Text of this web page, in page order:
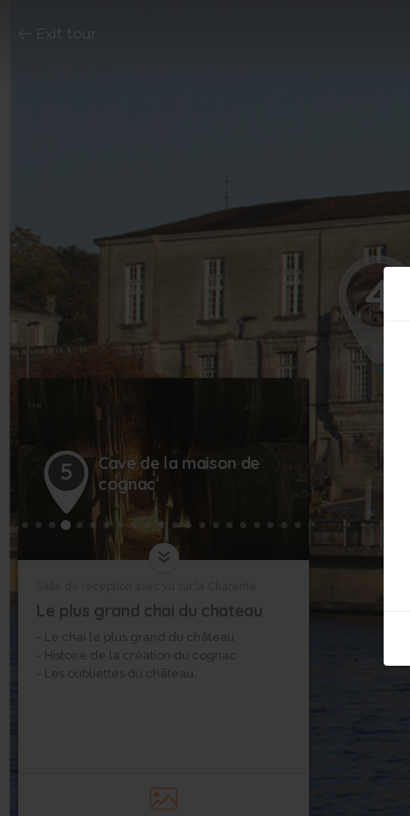
4
5
Cave de la maison de
cognac
Le plus grand chai du chateau
- Le chai le plus grand du château
- Histoire de la création du cognac
- Les oubliettes du château.